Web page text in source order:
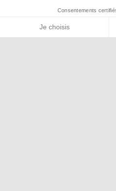
Besoin d'aide
taille ou une
Consentements
Je choisis